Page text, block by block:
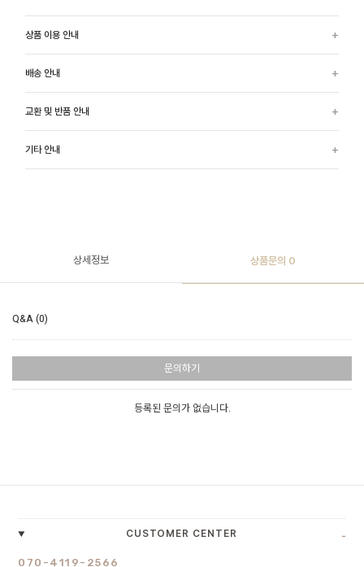
상품 이용 안내
배송 안내
교환 및 반품 안내
기타 안내
상세정보 상품문의 0
Q&A (0)
문의하기
등록된 문의가 없습니다.
CUSTOMER CENTER -
070-4119-2566